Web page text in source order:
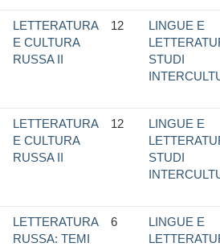
LETTERATURA
E CULTURA
RUSSA II
12
LINGUE E
STUDI
LETTERATURA
E CULTURA
RUSSA II
12
LINGUE E
STUDI
LETTERATURA
RUSSA: TEMI
6
LINGUE E